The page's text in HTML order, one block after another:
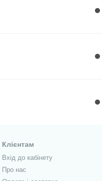
Клієнтам
Вхід до кабінету
Про нас